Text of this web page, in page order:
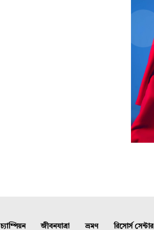
চ্যাম্পিয়ন জীবনযাত্রা ভ্রমণ রিসোর্স সেন্টার